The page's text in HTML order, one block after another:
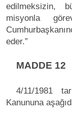
edilmeksizin,
misyonla
eder.”
MADDE 12
4/11/1981
Kanununa